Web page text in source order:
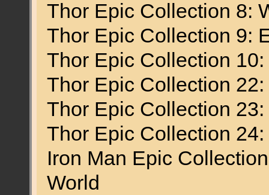
Thor Epic Collection 8:
Thor Epic Collection 9:
Thor Epic Collection
Thor Epic Collection
Thor Epic Collection
Thor Epic Collection
Iron Man Epic
World